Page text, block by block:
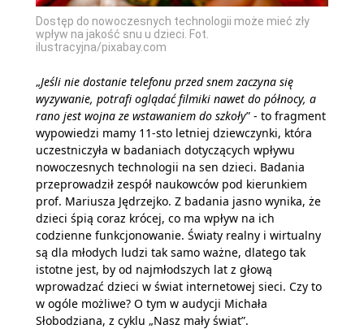
Dostęp do nowoczesnych technologii może mieć zły
wpływ na jakość snu u dzieci. Fot.
ilustracyjna/pixabay.com
„Jeśli nie dostanie telefonu przed snem zaczyna się
wyzywanie, potrafi oglądać filmiki nawet do północy, a
rano jest wojna ze wstawaniem do szkoły” - to fragment
wypowiedzi mamy 11-sto letniej dziewczynki, która
uczestniczyła w badaniach dotyczących wpływu
nowoczesnych technologii na sen dzieci. Badania
przeprowadził zespół naukowców pod kierunkiem
prof. Mariusza Jędrzejko. Z badania jasno wynika, że
dzieci śpią coraz krócej, co ma wpływ na ich
codzienne funkcjonowanie. Światy realny i wirtualny
są dla młodych ludzi tak samo ważne, dlatego tak
istotne jest, by od najmłodszych lat z głową
wprowadzać dzieci w świat internetowej sieci. Czy to
w ogóle możliwe? O tym w audycji Michała
Słobodziana, z cyklu „Nasz mały świat”.